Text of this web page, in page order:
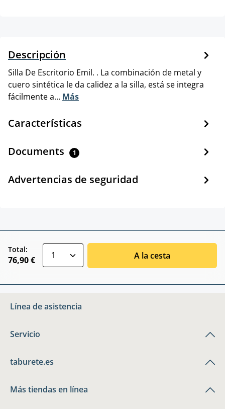
Descripción
Silla De Escritorio Emil. . La combinación de metal y
cuero sintética le da calidez a la silla, está se integra
fácilmente a… Más
Características
Documents 1
Advertencias de seguridad
Total:
76,90 € A la cesta
Línea de asistencia
Servicio
taburete.es
Más tiendas en línea